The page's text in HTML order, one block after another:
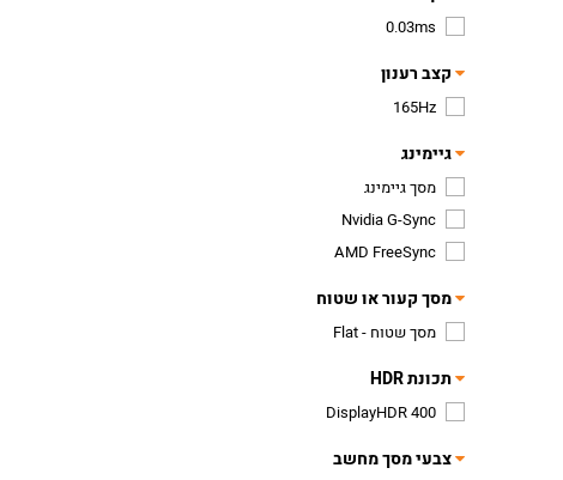
0.03ms
קצב רענון
165Hz
גיימינג
מסך גיימינג
Nvidia G-Sync
AMD FreeSync
מסך קעור או שטוח
מסך שטוח - Flat
תכונת HDR
DisplayHDR 400
צבעי מסך מחשב